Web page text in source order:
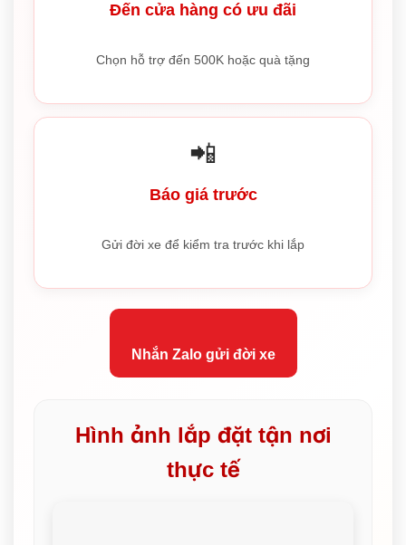
Đến cửa hàng có ưu đãi
Chọn hỗ trợ đến 500K hoặc quà tặng
📲
Báo giá trước
Gửi đời xe để kiểm tra trước khi lắp
Nhắn Zalo gửi đời xe
Hình ảnh lắp đặt tận nơi
thực tế